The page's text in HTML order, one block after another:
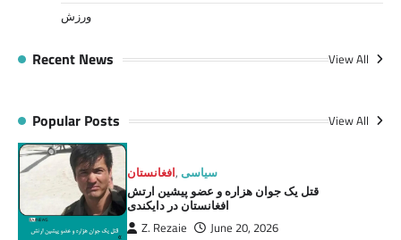
ورزش
Recent News View All
Popular Posts View All
افغانستان,سیاسی
قتل یک جوان هزاره و عضو پیشین ارتش
افغانستان در دایکندی
Z. Rezaie June 20, 2026